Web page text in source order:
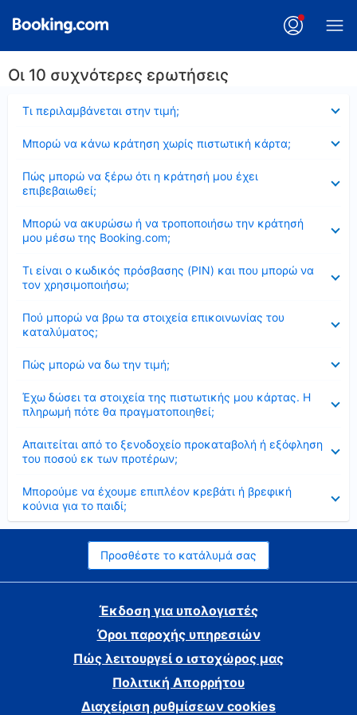
Οι 10 συχνότερες ερωτήσεις
Τι περιλαμβάνεται στην τιμή;
Μπορώ να κάνω κράτηση χωρίς πιστωτική κάρτα;
Πώς μπορώ να ξέρω ότι η κράτησή μου έχει
επιβεβαιωθεί;
Μπορώ να ακυρώσω ή να τροποποιήσω την κράτησή
μου μέσω της Booking.com;
Τι είναι ο κωδικός πρόσβασης (PIN) και που μπορώ να
τον χρησιμοποιήσω;
Πού μπορώ να βρω τα στοιχεία επικοινωνίας του
καταλύματος;
Πώς μπορώ να δω την τιμή;
Έχω δώσει τα στοιχεία της πιστωτικής μου κάρτας. Η
πληρωμή πότε θα πραγματοποιηθεί;
Απαιτείται από το ξενοδοχείο προκαταβολή ή εξόφληση
του ποσού εκ των προτέρων;
Μπορούμε να έχουμε επιπλέον κρεβάτι ή βρεφική
κούνια για το παιδί;
Προσθέστε το κατάλυμά σας
Έκδοση για υπολογιστές
Όροι παροχής υπηρεσιών
Πώς λειτουργεί ο ιστοχώρος μας
Πολιτική Απορρήτου
Διαχείριση ρυθμίσεων cookies